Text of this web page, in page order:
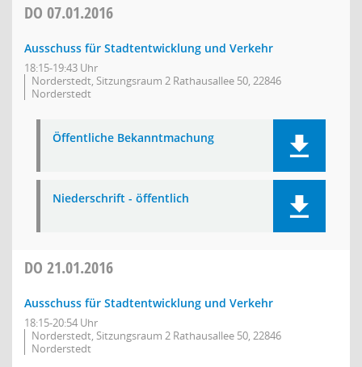
DO 07.01.2016
Ausschuss für Stadtentwicklung und Verkehr
18:15-19:43 Uhr
Norderstedt, Sitzungsraum 2 Rathausallee 50, 22846
Norderstedt
Öffentliche Bekanntmachung
Niederschrift - öffentlich
DO 21.01.2016
Ausschuss für Stadtentwicklung und Verkehr
18:15-20:54 Uhr
Norderstedt, Sitzungsraum 2 Rathausallee 50, 22846
Norderstedt